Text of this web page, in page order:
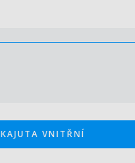
KAJUTA VNITŘNÍ